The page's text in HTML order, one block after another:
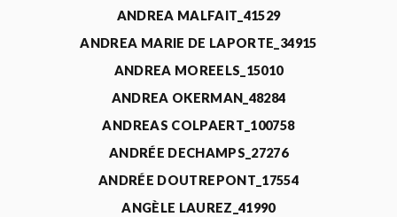
ANDREA MALFAIT_41529
ANDREA MARIE DE LAPORTE_34915
ANDREA MOREELS_15010
ANDREA OKERMAN_48284
ANDREAS COLPAERT_100758
ANDRÉE DECHAMPS_27276
ANDRÉE DOUTREPONT_17554
ANGÈLE LAUREZ_41990